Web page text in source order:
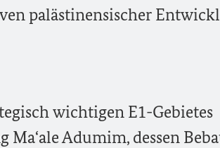
palästinensischer
wichtigen E1-Gebietes
Adumim, dessen